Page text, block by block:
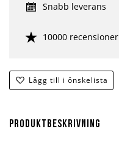
Lägg till i önskelista
Snabb leverans
10000 recensioner
Produktbeskrivning